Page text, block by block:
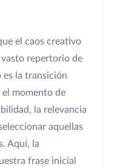
el caos creativo
repertorio de
es la transición
el momento de
la relevancia
aquellas
Aquí, la
frase inicial